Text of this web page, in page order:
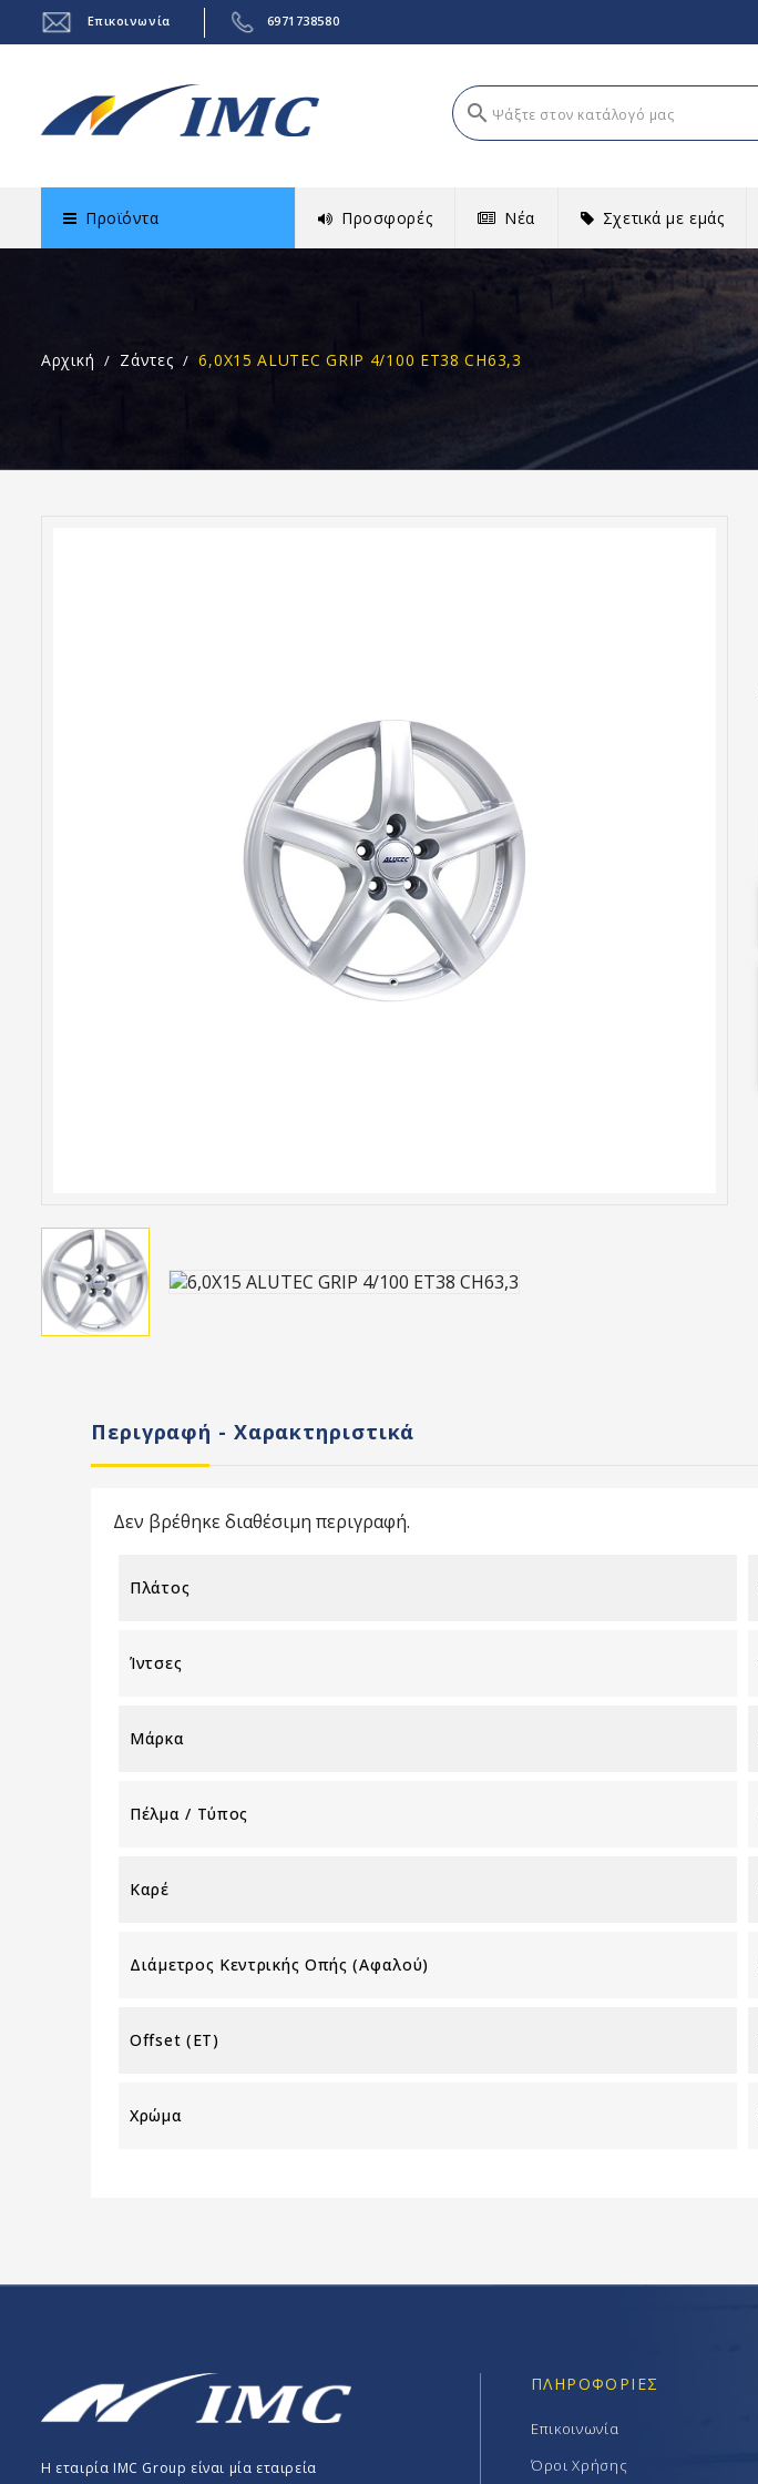
Επικοινωνία 6971738580
search
Προϊόντα Προσφορές Νέα Σχετικά με εμάς
Αρχική Ζάντες 6,0X15 ALUTEC GRIP 4/100 ET38 CH63,3
Περιγραφή - Χαρακτηριστικά
Δεν βρέθηκε διαθέσιμη περιγραφή.
Πλάτος
Ίντσες
Μάρκα
Πέλμα / Τύπος
Καρέ
Διάμετρος Κεντρικής Οπής (αφαλού)
Offset (ET)
Χρώμα
Η εταιρία IMC Group είναι μία εταιρεία
ΠΛΗΡΟΦΟΡΊΕΣ
Επικοινωνία
Όροι Χρήσης